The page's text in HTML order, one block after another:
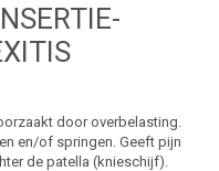
door overbelasting.
en/of springen. Geeft pijn
de patella (knieschijf).